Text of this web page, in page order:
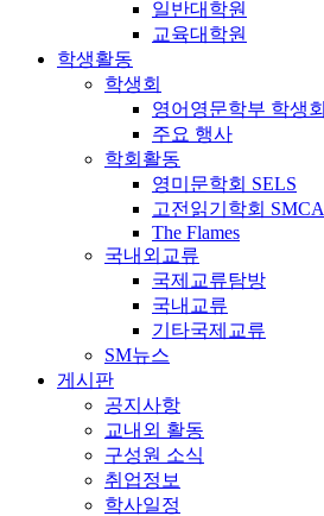
일반대학원
교육대학원
학생활동
학생회
영어영문학부 학생회
주요 행사
학회활동
영미문학회 SELS
고전읽기학회 SMCA
The Flames
국내외교류
국제교류탐방
국내교류
기타국제교류
SM뉴스
게시판
공지사항
교내외 활동
구성원 소식
취업정보
학사일정